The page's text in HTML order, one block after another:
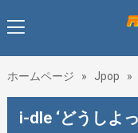
ホームページ » Jpop »
i-dle ‘どうしよ